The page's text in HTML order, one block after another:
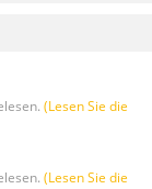
(Lesen Sie die
(Lesen Sie die